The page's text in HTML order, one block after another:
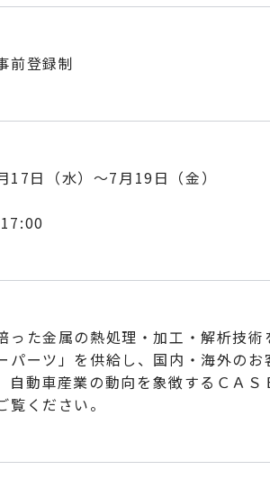
前登録制
17日（水）～7月19日（金）
った金属の熱処理・加工・解析技
パーツ」を供給し、国内・海外の
自動車産業の動向を象徴するＣＡ
覧ください。